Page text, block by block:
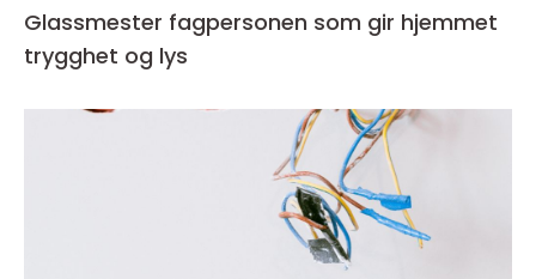
Glassmester fagpersonen som gir hjemmet
trygghet og lys